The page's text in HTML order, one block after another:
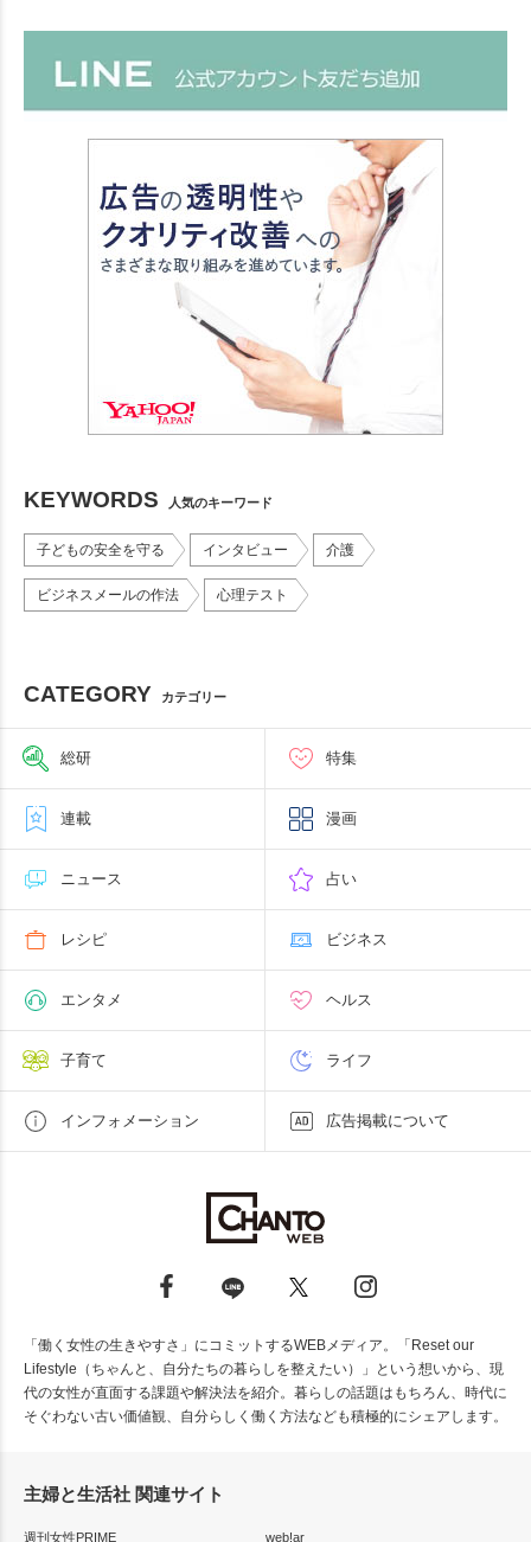
KEYWORDS 人気のキーワード
子どもの安全を守る インタビュー 介護
ビジネスメールの作法 心理テスト
CATEGORY カテゴリー
総研 特集
連載 漫画
ニュース 占い
レシピ ビジネス
エンタメ ヘルス
子育て ライフ
インフォメーション 広告掲載について
「働く女性の生きやすさ」にコミットするWEBメディア。「Reset our
Lifestyle（ちゃんと、自分たちの暮らしを整えたい）」という想いから、現
代の女性が直面する課題や解決法を紹介。暮らしの話題はもちろん、時代に
そぐわない古い価値観、自分らしく働く方法なども積極的にシェアします。
主婦と生活社 関連サイト
週刊女性PRIME web!ar